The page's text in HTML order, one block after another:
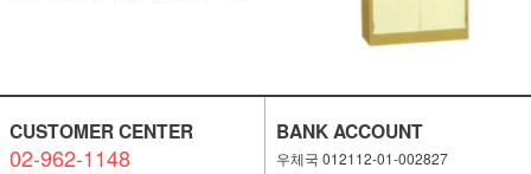
CUSTOMER CENTER
02-962-1148
BANK ACCOUNT
우체국 012112-01-002827